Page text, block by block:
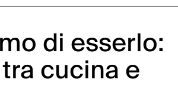
di esserlo:
cucina e